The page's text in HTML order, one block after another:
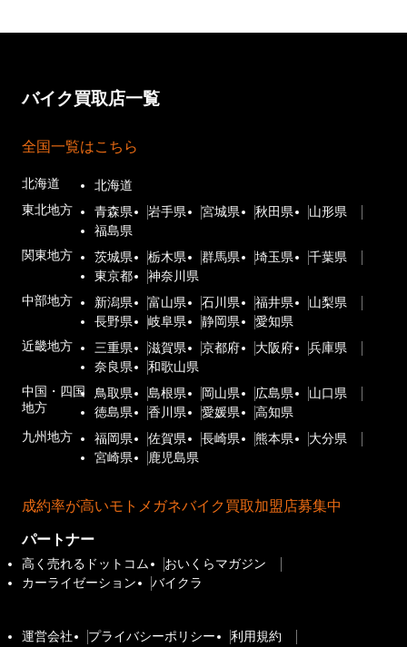
バイク買取店一覧
全国一覧はこちら
北海道
北海道
東北地方
青森県 岩手県 宮城県 秋田県
山形県
福島県
関東地方
茨城県 栃木県 群馬県 埼玉県
千葉県
東京都
神奈川県
中部地方
新潟県 富山県 石川県 福井県
山梨県
長野県
岐阜県 静岡県
愛知県
近畿地方
三重県 滋賀県 京都府 大阪府
兵庫県
奈良県
和歌山県
中国・四国
地方
鳥取県 島根県 岡山県 広島県
山口県
徳島県
香川県 愛媛県
高知県
九州地方
福岡県 佐賀県 長崎県 熊本県
大分県
宮崎県
鹿児島県
成約率が高いモトメガネバイク買取加盟店募集中
パートナー
高く売れるドットコム
おいくらマガジン
カーライゼーション
バイクラ
運営会社 プライバシーポリシー 利用規約